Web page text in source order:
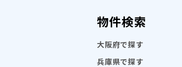
物件検索
大阪府で探す
兵庫県で探す